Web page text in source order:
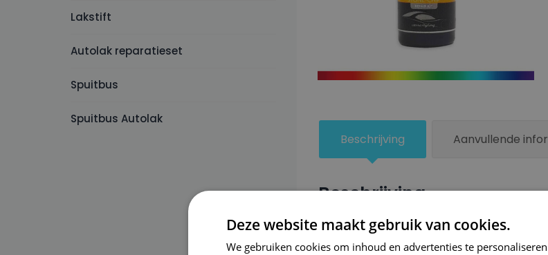
Beschrijving Aanvullende
Beschrijving
Een kleiner beschadigd oppervlak van je auto
lakstiften van Small Repair Systems. Bij SRS
Lakstift
Autolak reparatieset
Spuitbus
Spuitbus Autolak
Deze website maakt gebruik van cookies.
We gebruiken cookies om inhoud en advertenties te